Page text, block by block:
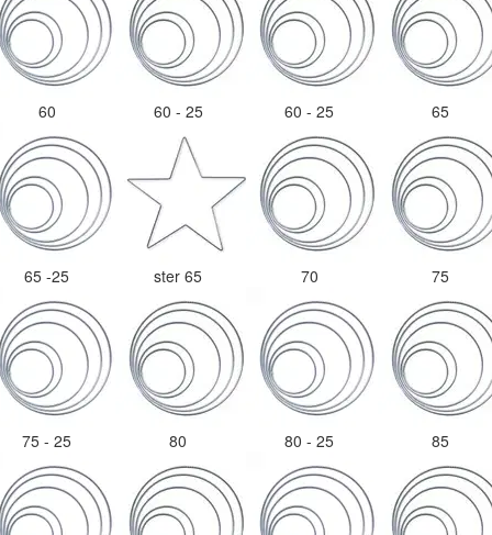
60 60 - 25 60 - 25 65
65 -25 ster 65 70 75
75 - 25 80 80 - 25 85